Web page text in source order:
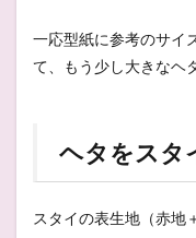
一応型紙に参考のサイ
て、もう少し大きなヘ
ヘタをスタ
スタイの表生地（赤地